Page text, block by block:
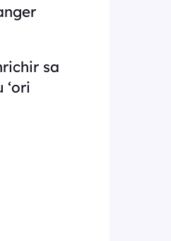
sa
‘ori